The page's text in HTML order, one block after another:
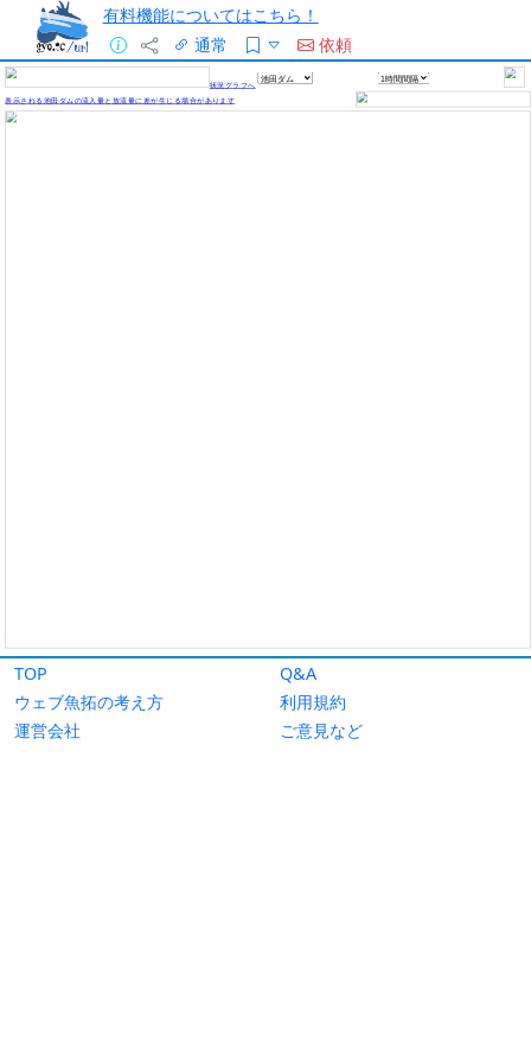
有料機能についてはこちら！
通常
依頼
TOP
Q&A
ウェブ魚拓の考え方
利用規約
運営会社
ご意見など